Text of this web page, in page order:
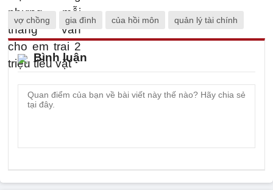
vợ chồng gia đình của hồi môn quản lý tài chính
Bình luận